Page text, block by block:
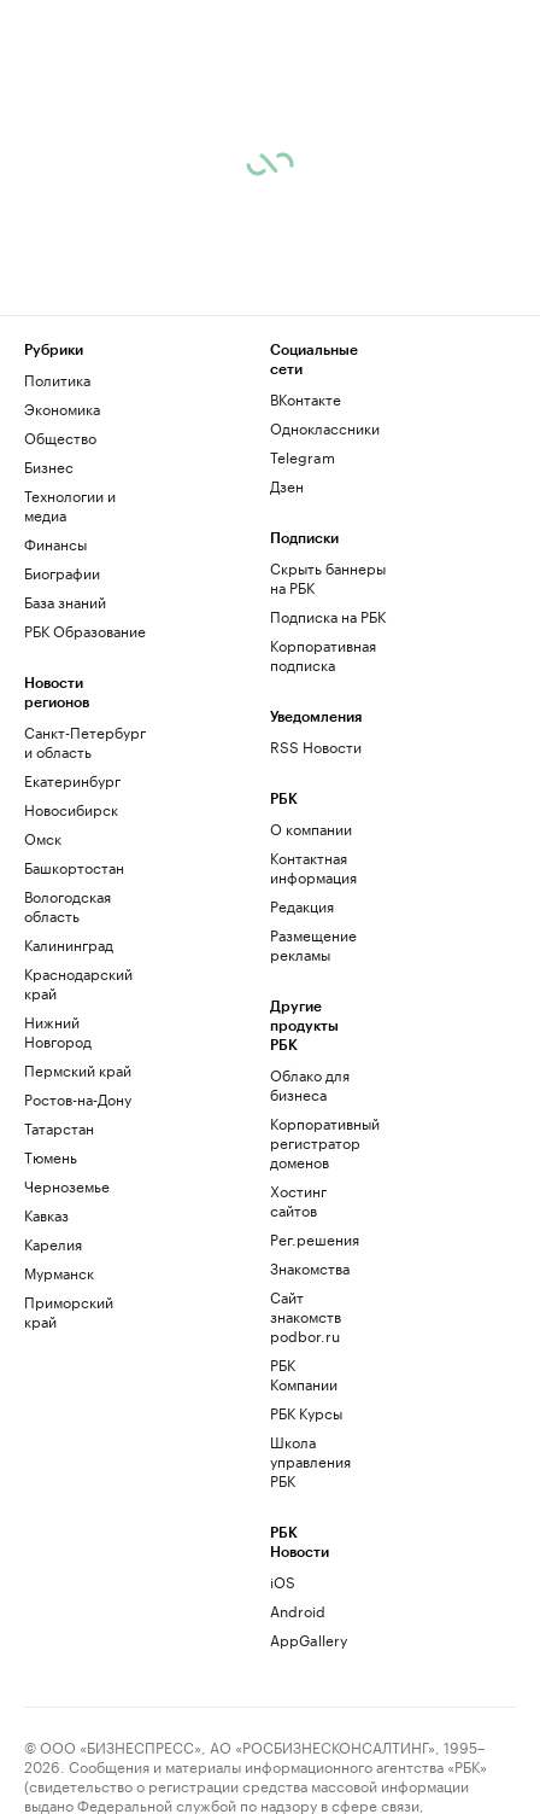
Рубрики
Политика
Экономика
Общество
Бизнес
Технологии и
медиа
Финансы
Биографии
База знаний
РБК Образование
Новости
регионов
Санкт-Петербург
и область
Екатеринбург
Новосибирск
Омск
Башкортостан
Вологодская
область
Калининград
Краснодарский
край
Нижний
Новгород
Пермский край
Ростов-на-Дону
Татарстан
Тюмень
Черноземье
Кавказ
Карелия
Мурманск
Приморский
край
Социальные
сети
ВКонтакте
Одноклассники
Telegram
Дзен
Подписки
Скрыть баннеры
на РБК
Подписка на РБК
Корпоративная
подписка
Уведомления
RSS Новости
РБК
О компании
Контактная
информация
Редакция
Размещение
рекламы
Другие
продукты
РБК
Облако для
бизнеса
Корпоративный
регистратор
доменов
Хостинг
сайтов
Рег.решения
Знакомства
Сайт
знакомств
podbor.ru
РБК
Компании
РБК Курсы
Школа
управления
РБК
РБК
Новости
iOS
Android
AppGallery
© ООО «БИЗНЕСПРЕСС», АО «РОСБИЗНЕСКОНСАЛТИНГ», 1995–
2026. Сообщения и материалы информационного агентства «РБК»
(свидетельство о регистрации средства массовой информации
выдано Федеральной службой по надзору в сфере связи,